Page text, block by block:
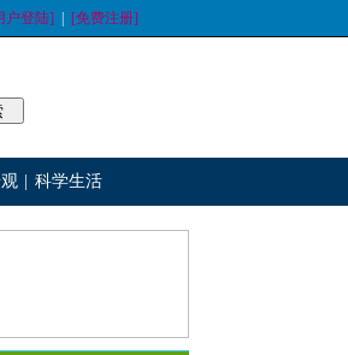
户登陆] [免费注册]
科学生活